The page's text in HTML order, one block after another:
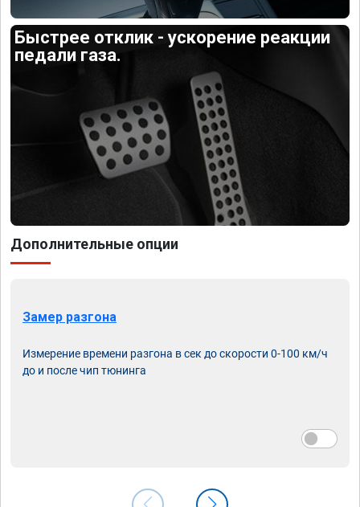
Быстрее отклик - ускорение реакции
педали газа.
Дополнительные опции
Замер разгона
Измерение времени разгона в сек до скорости 0-100 км/ч
до и после чип тюнинга